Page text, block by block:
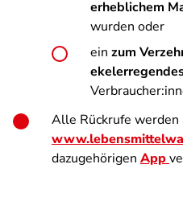
erheblichem
wurden oder
ein zum
Alle Rückrufe werden
dazugehörigen App